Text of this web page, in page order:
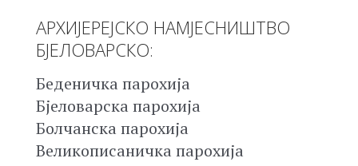
АРХИЈЕРЕЈСКО НАМЈЕСНИШТВО
БЈЕЛОВАРСКО:
Беденичка парохија
Бјеловарска парохија
Болчанска парохија
Великописаничка парохија